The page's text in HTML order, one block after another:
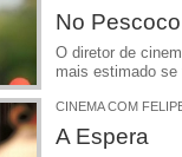
No
O diretor de
mais estimado
CINEMA COM
A Espera